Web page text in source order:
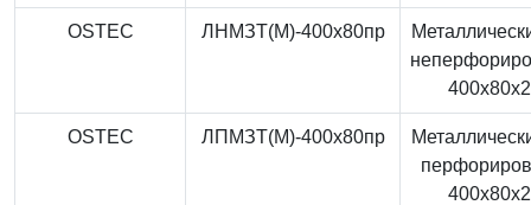
OSTEC ЛНМЗТ(М)-400x80пр
OSTEC ЛПМЗТ(М)-400x80пр